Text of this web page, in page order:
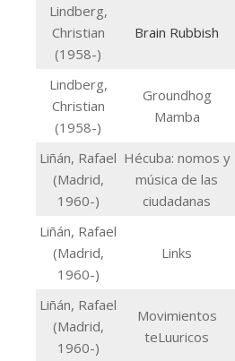
Lindberg,
Christian
(1958-)
Brain Rubbish
Lindberg,
Christian
(1958-)
Groundhog
Mamba
Liñán, Rafael
(Madrid,
1960-)
Hécuba: nomos y
música de las
ciudadanas
Liñán, Rafael
(Madrid,
1960-)
Links
Liñán, Rafael
(Madrid,
1960-)
Movimientos
teLuuricos